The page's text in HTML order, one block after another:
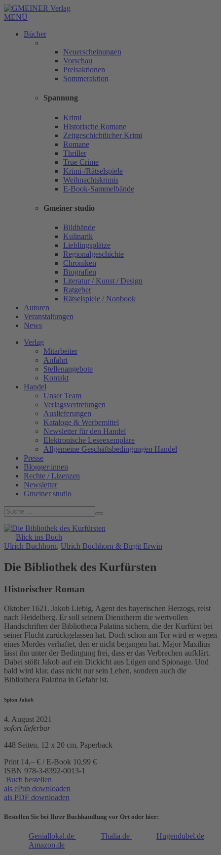
MENÜ
Bücher
Neuerscheinungen
Vorschau
Preisaktionen
Sommeraktion
Spannung
Krimi
Historische Romane
Zeitgeschichtlicher Krimi
Romane
Thriller
True Crime
Krimi-/Rätselspiele
Weihnachtskrimis
E-Book-Sammelbände
Gmeiner studio
Bildbände
Kulinarik
Lieblingsplätze
Regionalgeschichte
Chroniken
Biografien
Literatur / Kunst / Design
Ratgeber
Rätselspiele / Nonbook
Autoren
Veranstaltungen
News
Verlag
Mitarbeiter
Anfahrt
Stellenangebote
Kontakt
Handel
Unser Team
Verlagsvertretungen
Auslieferungen
Kataloge & Werbemittel
Newsletter für den Handel
Elektronische Leseexemplare
Allgemeine Geschäftsbedingungen Handel
Presse
Blogger:innen
Rechte / Lizenzen
Newsletter
Gmeiner studio
Blick ins Buch
Ulrich Buchhorn, Ulrich Buchhorn & Birgit Erwin
Die Bibliothek des Kurfürsten
Historischer Roman
Oktober 1621. Jakob Liebig, Agent des bayerischen Herzogs, reist
nach Heidelberg. Er soll seinem Dienstherrn die wertvollen
Handschriften der Bibliotheca Palatina sichern, die der Kurfürst bei
seiner Flucht zurückgelassen hat. Doch schon am Tor wird er wegen
eines Mordes verhaftet, den er nicht begangen hat. Major Maxilius
lässt ihn unter der Bedingung frei, dass er das Verbrechen aufklärt.
Dabei stößt Jakob auf ein Dickicht aus Lügen und Spionage. Und
bald wird klar, dass nicht nur sein Leben, sondern auch die
Bibliotheca Palatina in Gefahr ist.
Spion Jakob
4. August 2021
sofort lieferbar
448 Seiten, 12 x 20 cm, Paperback
Print 14,– € / E-Book 10,99 €
ISBN 978-3-8392-0013-1
Buch bestellen
als ePub downloaden
als PDF downloaden
Bestellen Sie bei Ihrer Buchhandlung vor Ort oder hier:
Geniallokal.de Thalia.de
Hugendubel.de
Amazon.de